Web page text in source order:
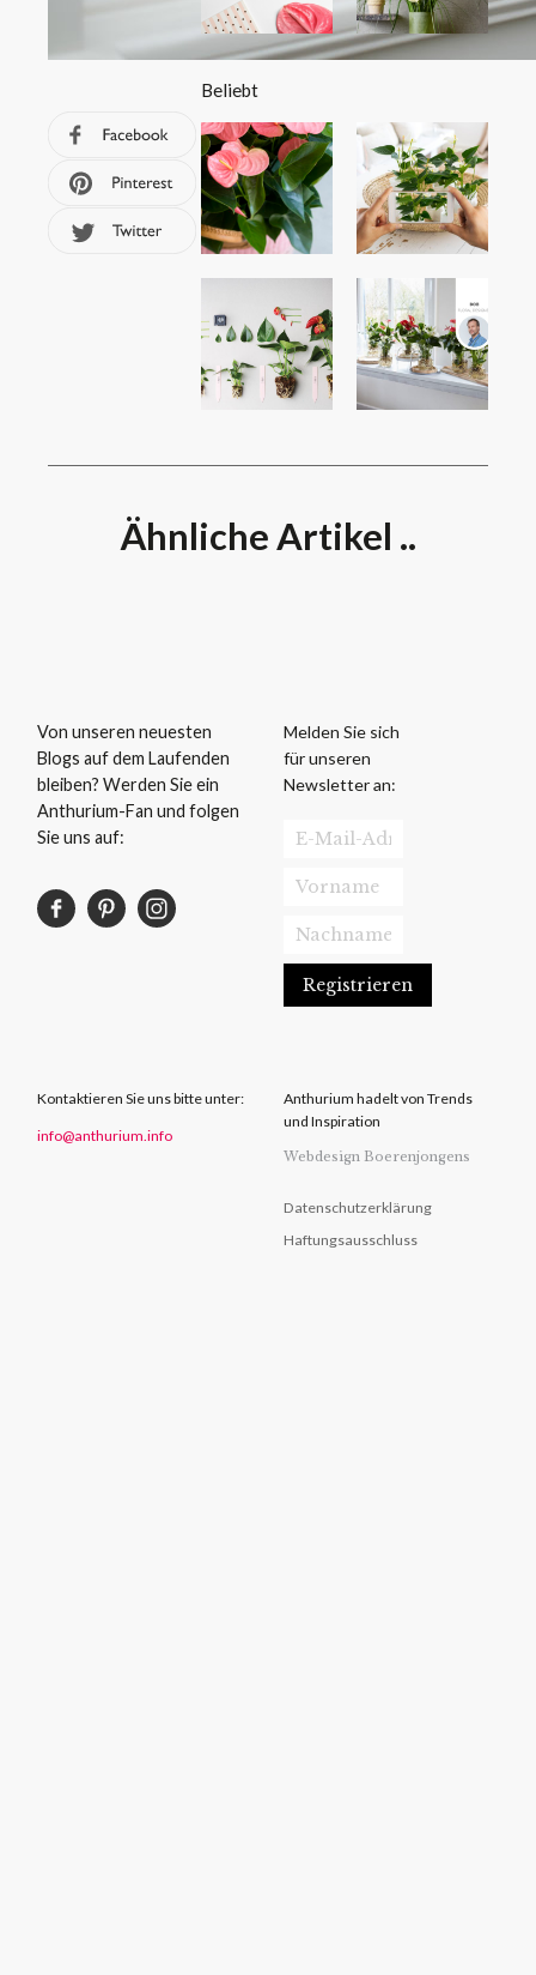
Beliebt
Ähnliche Artikel ..
Von unseren neuesten
Blogs auf dem Laufenden
bleiben? Werden Sie ein
Anthurium-Fan und folgen
Sie uns auf:
Melden Sie sich
für unseren
Newsletter an:
Kontaktieren Sie uns bitte unter:
info@anthurium.info
Anthurium hadelt von Trends
und Inspiration
Webdesign Boerenjongens
Datenschutzerklärung
Haftungsausschluss